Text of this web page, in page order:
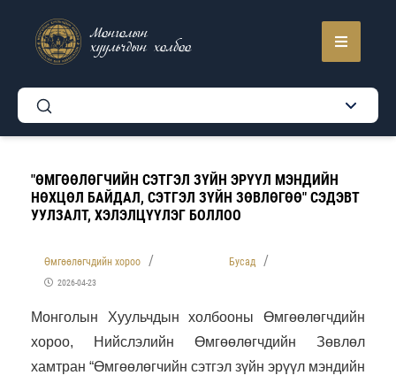
Монголын
хуульчдын холбоо
"ӨМГӨӨЛӨГЧИЙН СЭТГЭЛ ЗҮЙН ЭРҮҮЛ МЭНДИЙН
НӨХЦӨЛ БАЙДАЛ, СЭТГЭЛ ЗҮЙН ЗӨВЛӨГӨӨ" СЭДЭВТ
УУЛЗАЛТ, ХЭЛЭЛЦҮҮЛЭГ БОЛЛОО
Өмгөөлөгчдийн хороо Бусад
2026-04-23
Монголын Хуульчдын холбооны Өмгөөлөгчдийн
хороо, Нийслэлийн Өмгөөлөгчдийн Зөвлөл
хамтран “Өмгөөлөгчийн сэтгэл зүйн эрүүл мэндийн